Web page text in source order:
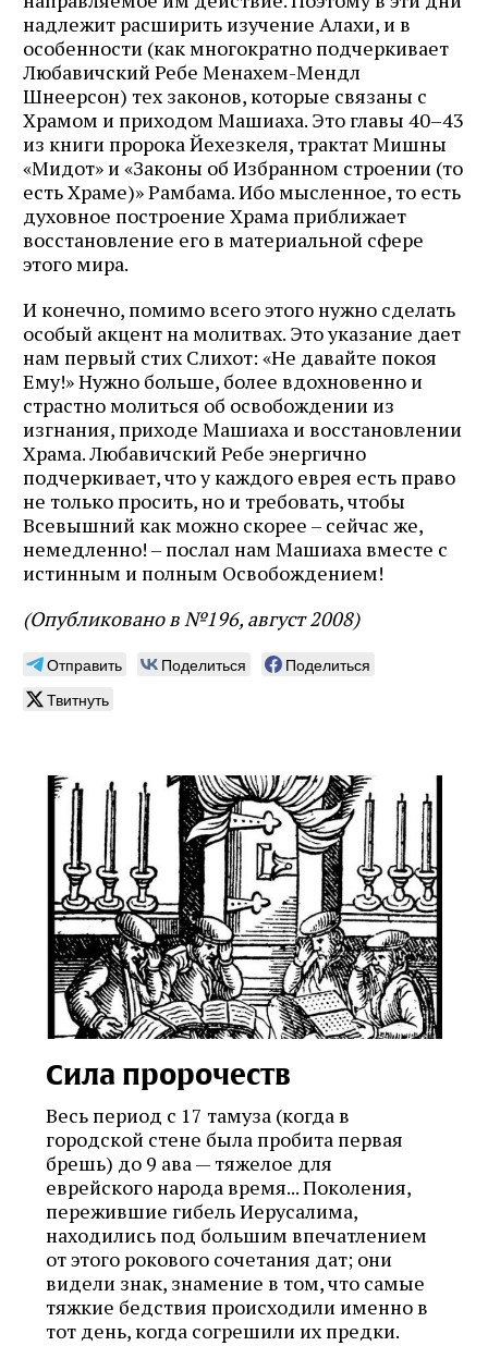
надлежит расширить изучение Алахи, и в
особенности (как многократно подчеркивает
Любавичский Ребе Менахем-Мендл
Шнеерсон) тех законов, которые связаны с
Храмом и приходом Машиаха. Это главы 40–43
из книги пророка Йехезкеля, трактат Мишны
«Мидот» и «Законы об Избранном строении (то
есть Храме)» Рамбама. Ибо мысленное, то есть
духовное построение Храма приближает
восстановление его в материальной сфере
этого мира.
И конечно, помимо всего этого нужно сделать
особый акцент на молитвах. Это указание дает
нам первый стих Слихот: «Не давайте покоя
Ему!» Нужно больше, более вдохновенно и
страстно молиться об освобождении из
изгнания, приходе Машиаха и восстановлении
Храма. Любавичский Ребе энергично
подчеркивает, что у каждого еврея есть право
не только просить, но и требовать, чтобы
Всевышний как можно скорее – сейчас же,
немедленно! – послал нам Машиаха вместе с
истинным и полным Освобождением!
(Опубликовано в №196, август 2008)
Отправить Поделиться
Поделиться
Твитнуть
Сила пророчеств
Весь период с 17 тамуза (когда в
городской стене была пробита первая
брешь) до 9 ава — тяжелое для
еврейского народа время... Поколения,
пережившие гибель Иерусалима,
находились под большим впечатлением
от этого рокового сочетания дат; они
видели знак, знамение в том, что самые
тяжкие бедствия происходили именно в
тот день, когда согрешили их предки.